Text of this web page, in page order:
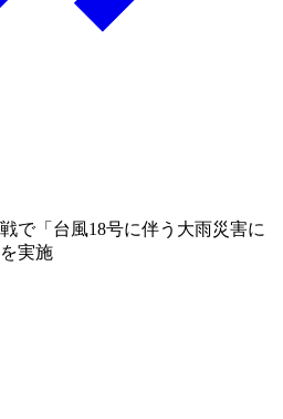
で「台風18号に伴う大雨災害に
実施